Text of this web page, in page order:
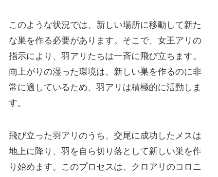
このような状況では、新しい場所に移動して新た
な巣を作る必要があります。そこで、女王アリの
指示により、羽アリたちは一斉に飛び立ちます。
雨上がりの湿った環境は、新しい巣を作るのに非
常に適しているため、羽アリは積極的に活動しま
す。
飛び立った羽アリのうち、交尾に成功したメスは
地上に降り、羽を自ら切り落として新しい巣を作
り始めます。このプロセスは、クロアリのコロニ